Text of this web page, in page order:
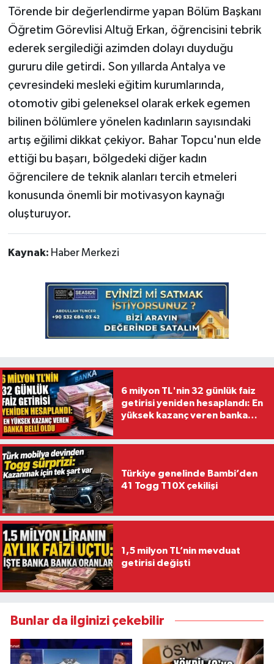
Törende bir değerlendirme yapan Bölüm Başkanı
Öğretim Görevlisi Altuğ Erkan, öğrencisini tebrik
ederek sergilediği azimden dolayı duyduğu
gururu dile getirdi. Son yıllarda Antalya ve
çevresindeki mesleki eğitim kurumlarında,
otomotiv gibi geleneksel olarak erkek egemen
bilinen bölümlere yönelen kadınların sayısındaki
artış eğilimi dikkat çekiyor. Bahar Topcu'nun elde
ettiği bu başarı, bölgedeki diğer kadın
öğrencilere de teknik alanları tercih etmeleri
konusunda önemli bir motivasyon kaynağı
oluşturuyor.
Kaynak: Haber Merkezi
6 milyon TL'nin 32 günlük faiz
getirisi yeniden hesaplandı: En
yüksek kazanç veren banka
Türkiye genelinde Bambi’den
41 Togg T10X çekilişi
1,5 milyon TL’nin mevduat
getirisi değişti
Bunlar da ilginizi çekebilir